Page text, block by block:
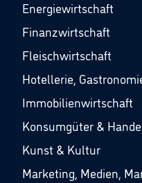
Energiewirtschaft
Finanzwirtschaft
Fleischwirtschaft
Hotellerie,
Immobilienwirtschaft
Konsumgüter &
Kunst & Kultur
Marketing, Medien,